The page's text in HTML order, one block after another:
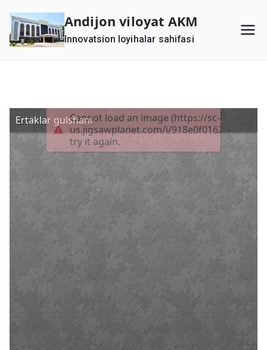
содержимому
Andijon viloyat AKM
Innovatsion loyihalar sahifasi